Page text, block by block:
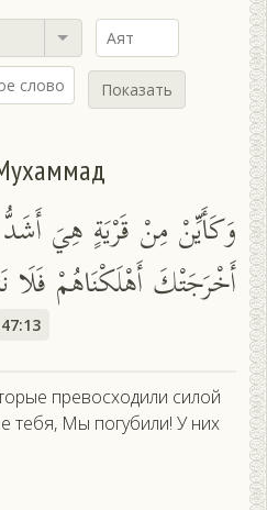
Показать
وَكَأَيِّنْ مِنْ قَرْيَةٍ هِيَ
أَخْرَجَتْكَ أَهْلَكْنَاهُمْ فَلَا
47:13
превосходили силой
тебя, Мы погубили! У них